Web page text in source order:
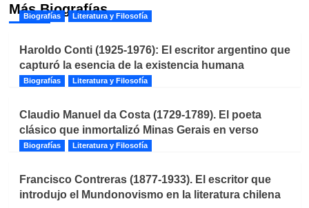
Más Biografías
Biografías Literatura y Filosofía
Haroldo Conti (1925-1976): El escritor argentino que
capturó la esencia de la existencia humana
Biografías Literatura y Filosofía
Claudio Manuel da Costa (1729-1789). El poeta
clásico que inmortalizó Minas Gerais en verso
Biografías Literatura y Filosofía
Francisco Contreras (1877-1933). El escritor que
introdujo el Mundonovismo en la literatura chilena